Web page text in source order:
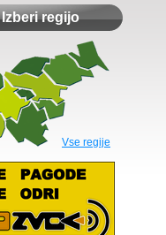
Izberi regijo
Vse regije